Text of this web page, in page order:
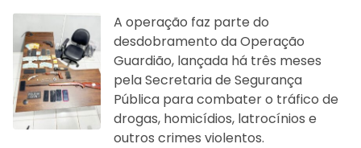
A operação faz parte do
desdobramento da Operação
Guardião, lançada há três meses
pela Secretaria de Segurança
Pública para combater o tráfico de
drogas, homicídios, latrocínios e
outros crimes violentos.